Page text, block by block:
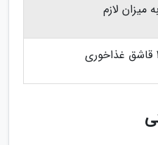
به میزان لازم